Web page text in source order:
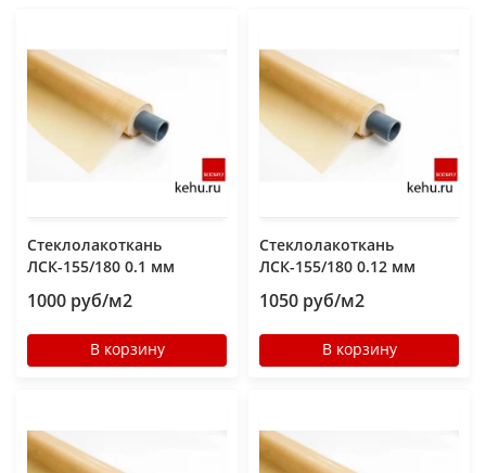
Стеклолакоткань
ЛСК-155/180 0.1 мм
1000 руб/м2
В корзину
Стеклолакоткань
ЛСК-155/180 0.12 мм
1050 руб/м2
В корзину